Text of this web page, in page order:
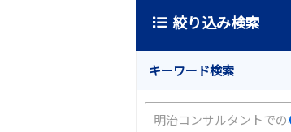
絞り込み検索
キーワード検索